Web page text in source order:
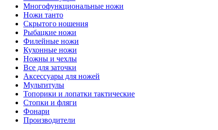
Многофункциональные ножи
Ножи танто
Скрытого ношения
Рыбацкие ножи
Филейные ножи
Кухонные ножи
Ножны и чехлы
Все для заточки
Аксессуары для ножей
Мультитулы
Топорики и лопатки тактические
Стопки и фляги
Фонари
Производители